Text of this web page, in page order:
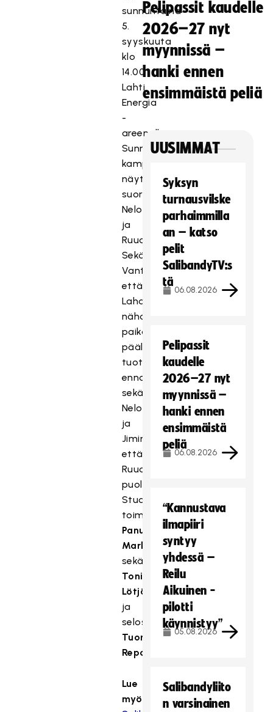
sunnuntaina
5.
syyskuuta
klo
14.00
Lahti
Energia
-
areenalla.
Sunnuntain
kamppailu
näytetään
suorana
Nelosella
ja
Ruudussa.
Sekä
Vantaalta
että
Lahdesta
nähdään
paikan
päältä
tuotettavat
ennakkostudiot
sekä
Nelosen
ja
Jimin
että
Ruudun
puolella.
Studioisäntinä
toimivat
Panu
Markkanen
sekä
Toni
Lötjönen
ja
selostajana
Tuomo
Reponen
Lue
myös:
Pelipassit kaudelle
2026–27 nyt
myynnissä –
hanki ennen
ensimmäistä peliä
UUSIMMAT
Syksyn
turnausvilske
parhaimmilla
an – katso
pelit
SalibandyTV:s
tä
06.08.2026
Pelipassit
kaudelle
2026–27 nyt
myynnissä –
hanki ennen
ensimmäistä
peliä
06.08.2026
“Kannustava
ilmapiiri
syntyy
yhdessä –
Reilu
Aikuinen -
pilotti
käynnistyy”
05.08.2026
Salibandyliito
n varsinainen